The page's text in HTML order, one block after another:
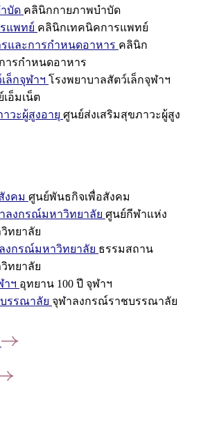
บัด คลินิกกายภาพบำบัด
แพทย์ คลินิกเทคนิคการแพทย์
และการกำหนดอาหาร คลินิก
ารกำหนดอาหาร
ล็กจุฬาฯ โรงพยาบาลสัตว์เล็กจุฬาฯ
เอ็มเน็ต
วะผู้สูงอายุ ศูนย์ส่งเสริมสุขภาวะผู้สูง
งคม ศูนย์พันธกิจเพื่อสังคม
ลงกรณ์มหาวิทยาลัย ศูนย์กีฬาแห่ง
ทยาลัย
งกรณ์มหาวิทยาลัย ธรรมสถาน
ทยาลัย
าฯ อุทยาน 100 ปี จุฬาฯ
รรณาลัย จุฬาลงกรณ์ราชบรรณาลัย